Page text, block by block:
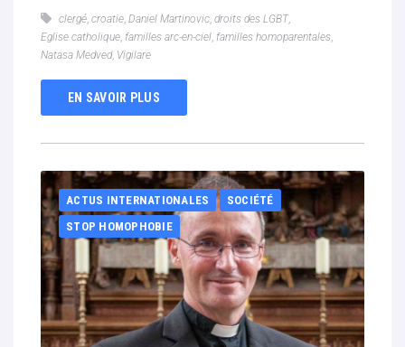
clergé, croatie, Daniel Martinovic, droits des LGBT,
Eglise catholique, familles arc-en-ciel, familles homoparentales,
Natasa Medved, Vigilare
EN SAVOIR PLUS
ACTUS INTERNATIONALES
SOCIÉTÉ
STOP HOMOPHOBIE